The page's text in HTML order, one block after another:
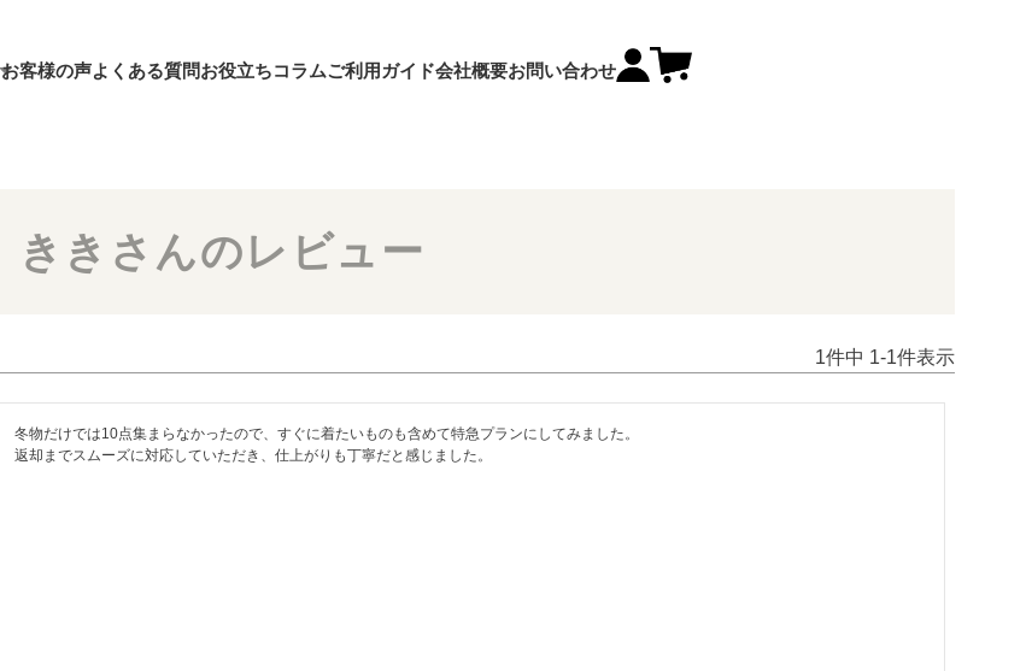
お客様の声よくある質問お役立ちコラムご利用ガイド会社概要お問い合わせ
ききさんのレビュー
1件中 1-1件表示
冬物だけでは10点集まらなかったので、すぐに着たいものも含めて特急プランにしてみました。
返却までスムーズに対応していただき、仕上がりも丁寧だと感じました。